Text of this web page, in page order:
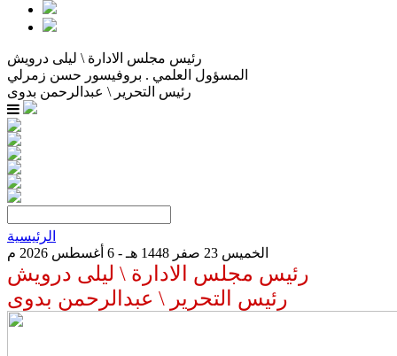
رئيس مجلس الادارة \ ليلى درويش
المسؤول العلمي . بروفيسور حسن زمرلي
رئيس التحرير \ عبدالرحمن بدوى
الرئيسية
الخميس 23 صفر 1448 هـ - 6 أغسطس 2026 م
رئيس مجلس الادارة \ ليلى درويش
رئيس التحرير \ عبدالرحمن بدوى